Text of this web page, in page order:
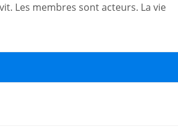
Les membres sont acteurs. La vie